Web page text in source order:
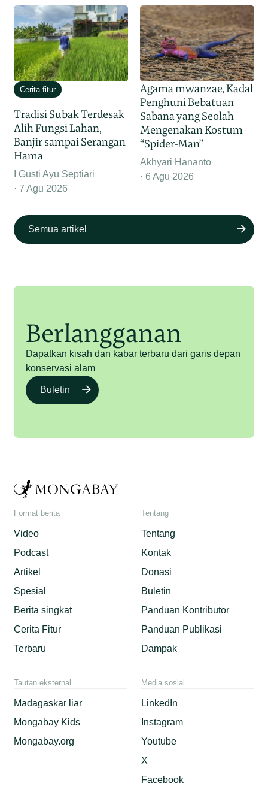
Cerita fitur
Tradisi Subak Terdesak
Alih Fungsi Lahan,
Banjir sampai Serangan
Hama
I Gusti Ayu Septiari
7 Agu 2026
Agama mwanzae, Kadal
Penghuni Bebatuan
Sabana yang Seolah
Mengenakan Kostum
“Spider-Man”
Akhyari Hananto
6 Agu 2026
Semua artikel
Berlangganan
Dapatkan kisah dan kabar terbaru dari garis depan
konservasi alam
Buletin
Format berita
Video
Podcast
Artikel
Spesial
Berita singkat
Cerita Fitur
Terbaru
Tentang
Tentang
Kontak
Donasi
Buletin
Panduan Kontributor
Panduan Publikasi
Dampak
Tautan eksternal
Madagaskar liar
Mongabay Kids
Mongabay.org
Media sosial
LinkedIn
Instagram
Youtube
X
Facebook